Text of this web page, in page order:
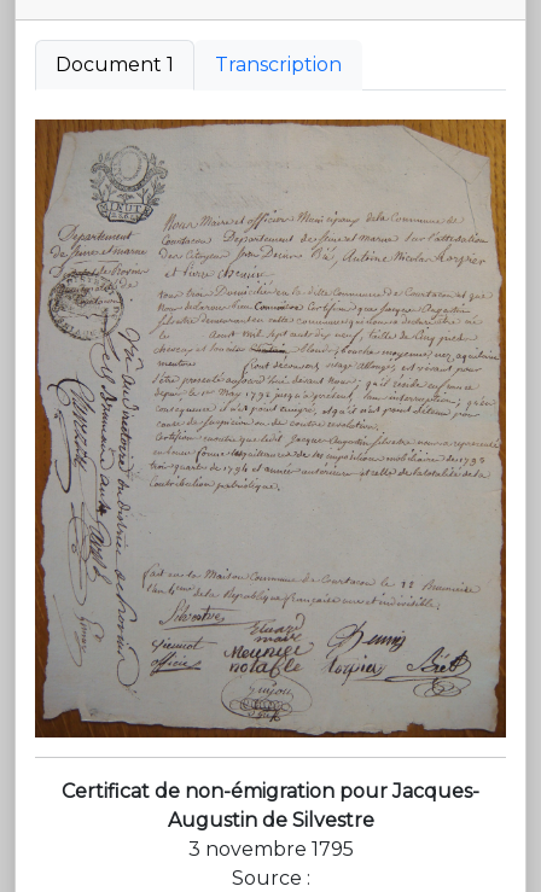
Document 1 Transcription
Certificat de non-émigration pour Jacques-
Augustin de Silvestre
3 novembre 1795
Source :